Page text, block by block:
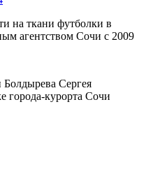
на ткани футболки в
агентством Сочи с 2009
Сергея
города-курорта Сочи